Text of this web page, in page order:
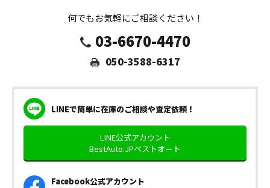
何でもお気軽にご相談ください！
03-6670-4470
050-3588-6317
LINEで簡単に在庫のご相談や査定依頼！
LINE公式アカウント
BestAuto.JPベストオート
Facebook公式アカウント